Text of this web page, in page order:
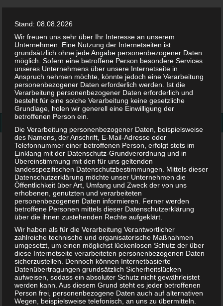
Facebook
Twitter
Suchen
nach:
Zähne
Schlagwort:Zähne
Stand: 08.08.2026
Wir freuen uns sehr über Ihr Interesse an unserem
Unternehmen. Eine Nutzung der Internetseiten ist
grundsätzlich ohne jede Angabe personenbezogener Daten
möglich. Sofern eine betroffene Person besondere Services
unseres Unternehmens über unsere Internetseite in
Anspruch nehmen möchte, könnte jedoch eine Verarbeitung
personenbezogener Daten erforderlich werden. Ist die
Verarbeitung personenbezogener Daten erforderlich und
besteht für eine solche Verarbeitung keine gesetzliche
Grundlage, holen wir generell eine Einwilligung der
betroffenen Person ein.
Die Verarbeitung personenbezogener Daten, beispielsweise
des Namens, der Anschrift, E-Mail-Adresse oder
Telefonnummer einer betroffenen Person, erfolgt stets im
Einklang mit der Datenschutz-Grundverordnung und in
Übereinstimmung mit den für uns geltenden
landesspezifischen Datenschutzbestimmungen. Mittels dieser
Datenschutzerklärung möchte unser Unternehmen die
Öffentlichkeit über Art, Umfang und Zweck der von uns
erhobenen, genutzten und verarbeiteten
personenbezogenen Daten informieren. Ferner werden
betroffene Personen mittels dieser Datenschutzerklärung
über die ihnen zustehenden Rechte aufgeklärt.
Wir haben als für die Verarbeitung Verantwortlicher
zahlreiche technische und organisatorische Maßnahmen
umgesetzt, um einen möglichst lückenlosen Schutz der über
diese Internetseite verarbeiteten personenbezogenen Daten
sicherzustellen. Dennoch können Internetbasierte
Datenübertragungen grundsätzlich Sicherheitslücken
aufweisen, sodass ein absoluter Schutz nicht gewährleistet
werden kann. Aus diesem Grund steht es jeder betroffenen
Person frei, personenbezogene Daten auch auf alternativen
Wegen, beispielsweise telefonisch, an uns zu übermitteln.